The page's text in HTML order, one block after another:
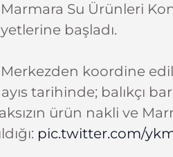
Su Ürünleri
başladı.
koordine
tarihinde; balıkçı
ürün nakli ve
pic.twitter.com/